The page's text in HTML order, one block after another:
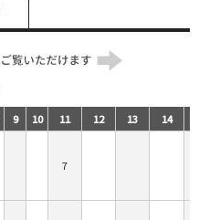
9 10 11 12 13 14
7